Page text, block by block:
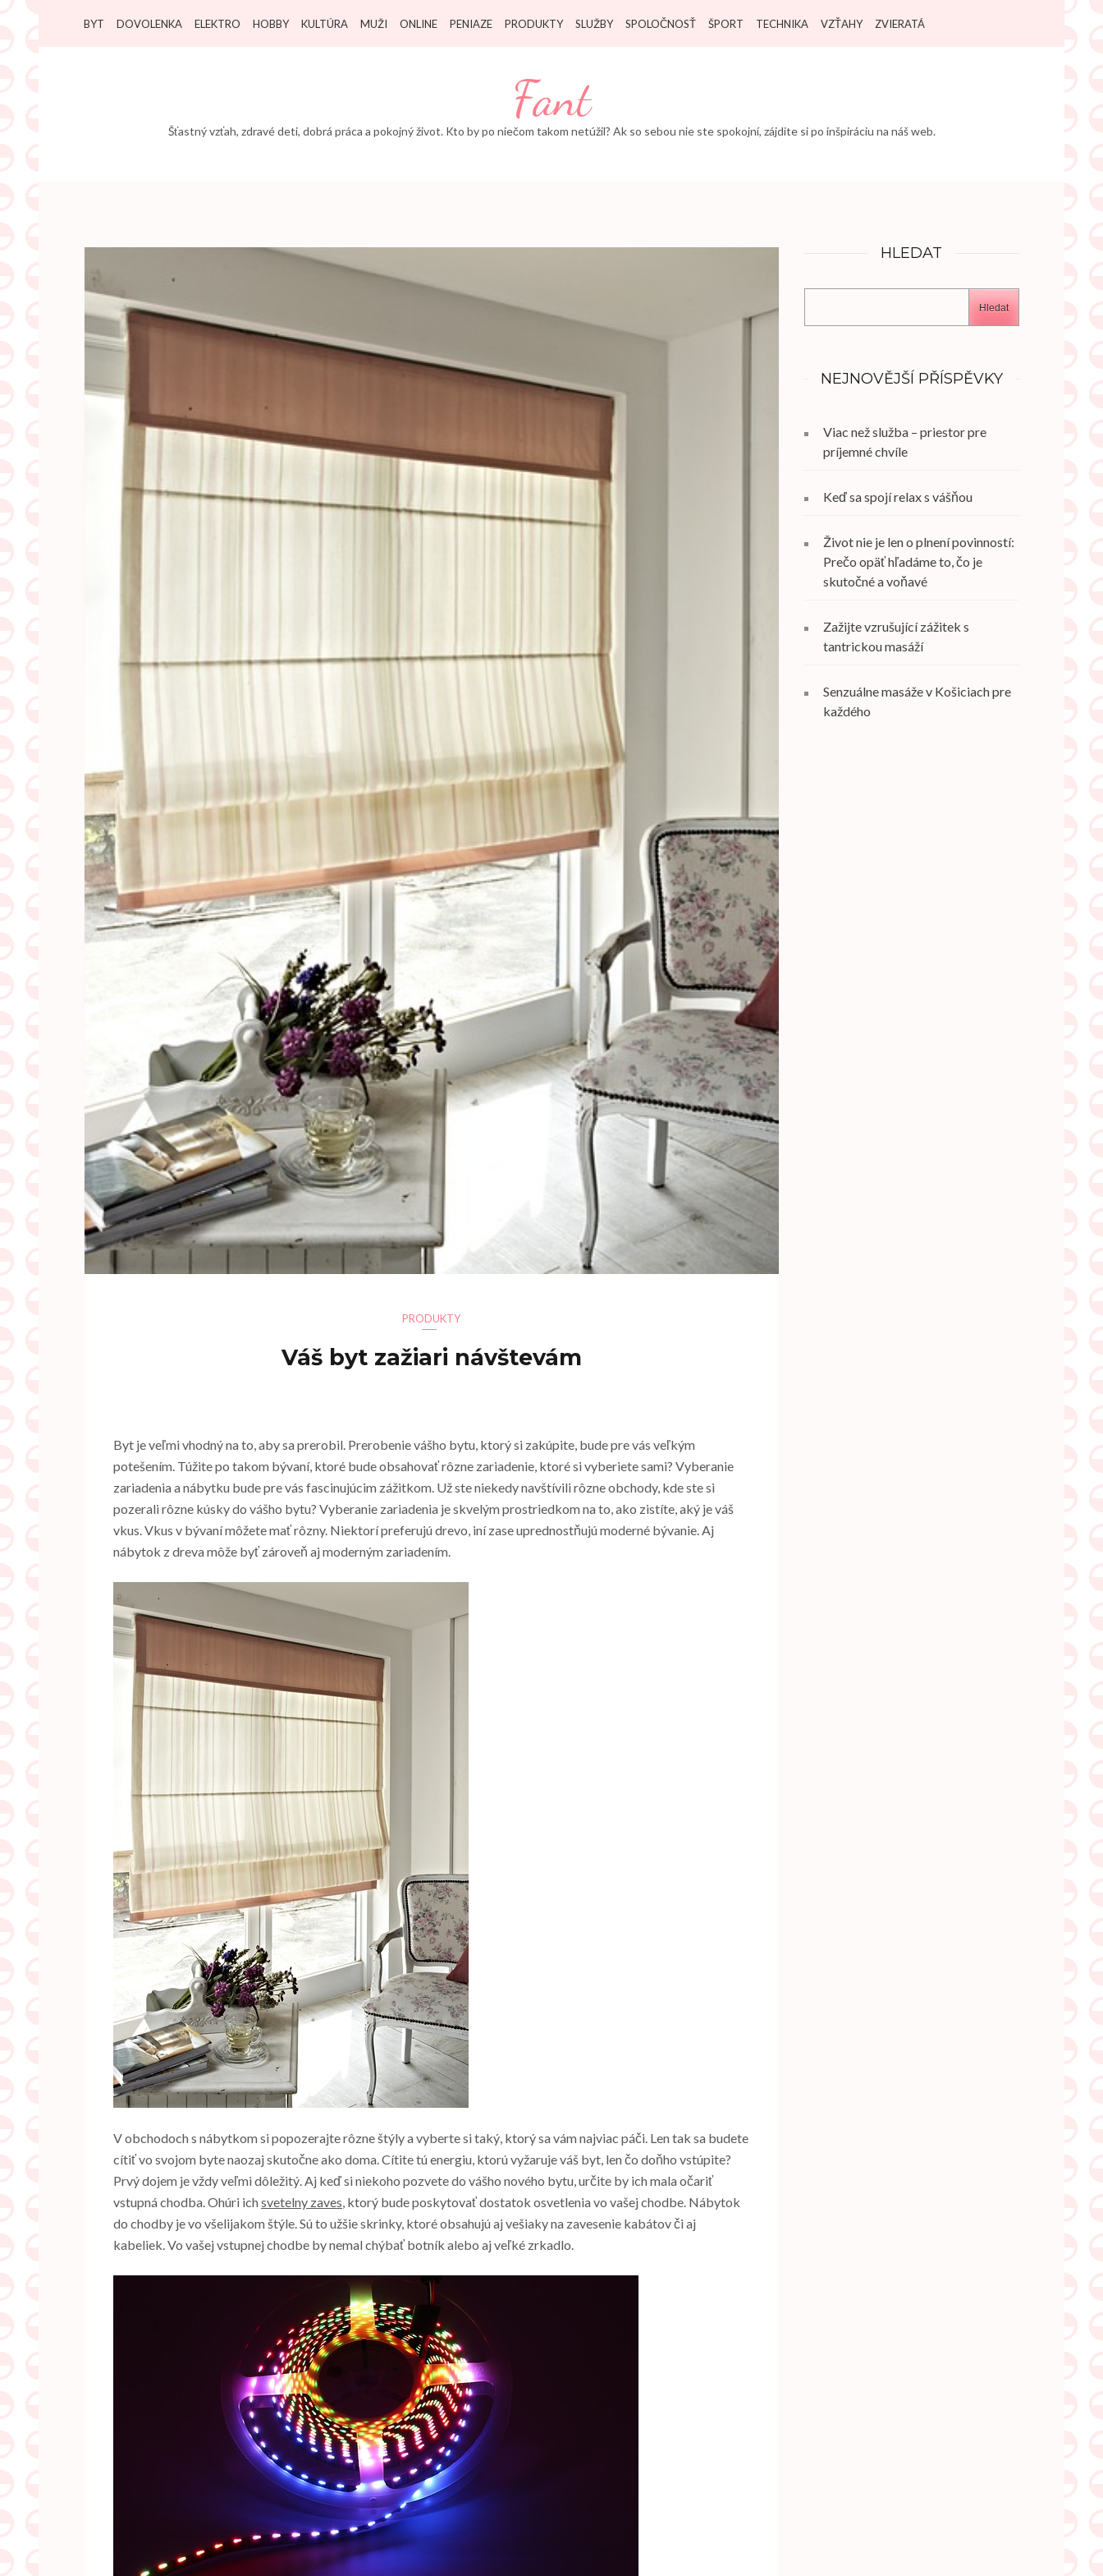
BYT DOVOLENKA ELEKTRO HOBBY KULTÚRA MUŽI ONLINE PENIAZE PRODUKTY SLUŽBY SPOLOČNOSŤ ŠPORT TECHNIKA VZŤAHY ZVIERATÁ
Fant
Šťastný vzťah, zdravé deti, dobrá práca a pokojný život. Kto by po niečom takom netúžil? Ak so sebou nie ste spokojní, zájdite si po inšpiráciu na náš web.
PRODUKTY
Váš byt zažiari návštevám
Byt je veľmi vhodný na to, aby sa prerobil. Prerobenie vášho bytu, ktorý si zakúpite, bude pre vás veľkým
potešením. Túžite po takom bývaní, ktoré bude obsahovať rôzne zariadenie, ktoré si vyberiete sami? Vyberanie
zariadenia a nábytku bude pre vás fascinujúcim zážitkom. Už ste niekedy navštívili rôzne obchody, kde ste si
pozerali rôzne kúsky do vášho bytu? Vyberanie zariadenia je skvelým prostriedkom na to, ako zistíte, aký je váš
vkus. Vkus v bývaní môžete mať rôzny. Niektorí preferujú drevo, iní zase uprednostňujú moderné bývanie. Aj
nábytok z dreva môže byť zároveň aj moderným zariadením.
V obchodoch s nábytkom si popozerajte rôzne štýly a vyberte si taký, ktorý sa vám najviac páči. Len tak sa budete
cítiť vo svojom byte naozaj skutočne ako doma. Cítite tú energiu, ktorú vyžaruje váš byt, len čo doňho vstúpite?
Prvý dojem je vždy veľmi dôležitý. Aj keď si niekoho pozvete do vášho nového bytu, určite by ich mala očariť
vstupná chodba. Ohúri ichsvetelny zaves , ktorý bude poskytovať dostatok osvetlenia vo vašej chodbe. Nábytok
do chodby je vo všelijakom štýle. Sú to užšie skrinky, ktoré obsahujú aj vešiaky na zavesenie kabátov či aj
kabeliek. Vo vašej vstupnej chodbe by nemal chýbať botník alebo aj veľké zrkadlo.
HLEDAT
Hledat
NEJNOVĚJŠÍ PŘÍSPĚVKY
Viac než služba – priestor pre
príjemné chvíle
Keď sa spojí relax s vášňou
Život nie je len o plnení povinností:
Prečo opäť hľadáme to, čo je
skutočné a voňavé
Zažijte vzrušující zážitek s
tantrickou masáží
Senzuálne masáže v Košiciach pre
každého